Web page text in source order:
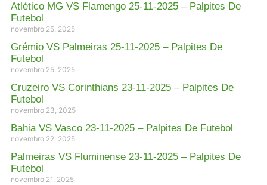
Atlético MG VS Flamengo 25-11-2025 – Palpites De
Futebol
novembro 25, 2025
Grémio VS Palmeiras 25-11-2025 – Palpites De
Futebol
novembro 25, 2025
Cruzeiro VS Corinthians 23-11-2025 – Palpites De
Futebol
novembro 23, 2025
Bahia VS Vasco 23-11-2025 – Palpites De Futebol
novembro 22, 2025
Palmeiras VS Fluminense 23-11-2025 – Palpites De
Futebol
novembro 21, 2025